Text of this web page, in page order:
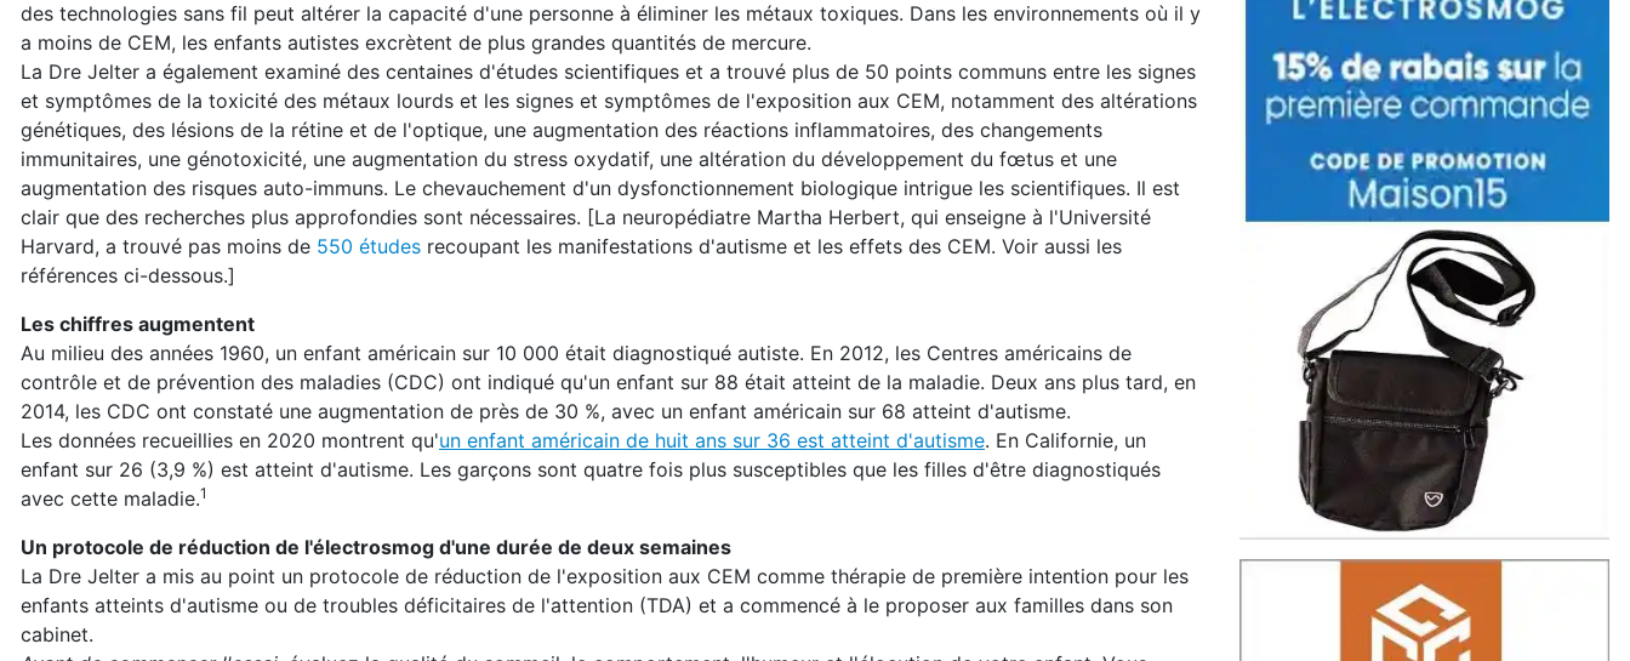
des technologies sans fil peut altérer la capacité d'une personne à éliminer les métaux toxiques. Dans les environnements où il y
a moins de CEM, les enfants autistes excrètent de plus grandes quantités de mercure.
La Dre Jelter a également examiné des centaines d'études scientifiques et a trouvé plus de 50 points communs entre les signes
et symptômes de la toxicité des métaux lourds et les signes et symptômes de l'exposition aux CEM, notamment des altérations
génétiques, des lésions de la rétine et de l'optique, une augmentation des réactions inflammatoires, des changements
immunitaires, une génotoxicité, une augmentation du stress oxydatif, une altération du développement du fœtus et une
augmentation des risques auto-immuns. Le chevauchement d'un dysfonctionnement biologique intrigue les scientifiques. Il est
clair que des recherches plus approfondies sont nécessaires. [La neuropédiatre Martha Herbert, qui enseigne à l'Université
Harvard, a trouvé pas moins de 550 études recoupant les manifestations d'autisme et les effets des CEM. Voir aussi les
références ci-dessous.]
Les chiffres augmentent
Au milieu des années 1960, un enfant américain sur 10 000 était diagnostiqué autiste. En 2012, les Centres américains de
contrôle et de prévention des maladies (CDC) ont indiqué qu'un enfant sur 88 était atteint de la maladie. Deux ans plus tard, en
2014, les CDC ont constaté une augmentation de près de 30 %, avec un enfant américain sur 68 atteint d'autisme.
Les données recueillies en 2020 montrent qu'un enfant américain de huit ans sur 36 est atteint d'autisme. En Californie, un
enfant sur 26 (3,9 %) est atteint d'autisme. Les garçons sont quatre fois plus susceptibles que les filles d'être diagnostiqués
avec cette maladie.1
Un protocole de réduction de l'électrosmog d'une durée de deux semaines
La Dre Jelter a mis au point un protocole de réduction de l'exposition aux CEM comme thérapie de première intention pour les
enfants atteints d'autisme ou de troubles déficitaires de l'attention (TDA) et a commencé à le proposer aux familles dans son
cabinet.